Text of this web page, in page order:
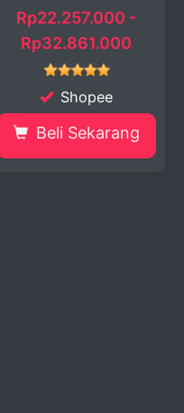
Rp22.257.000 -
Rp32.861.000
Shopee
Beli Sekarang